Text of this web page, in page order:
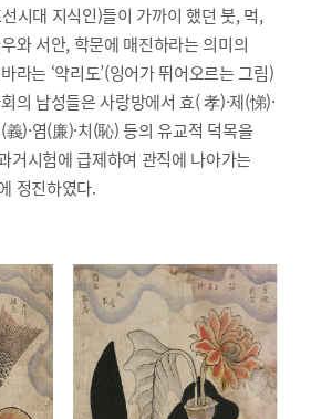
시대 지식인)들이 가까이 했던 붓, 먹,
와 서안, 학문에 매진하라는 의미의
라는 ‘약리도’(잉어가 뛰어오르는 그림)
의 남성들은 사랑방에서 효( 孝)·제(悌)·
義)·염(廉)·치(恥) 등의 유교적 덕목을
거시험에 급제하여 관직에 나아가는
정진하였다.